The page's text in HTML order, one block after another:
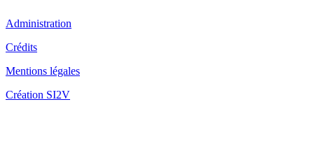
Administration
Crédits
Mentions légales
Création SI2V